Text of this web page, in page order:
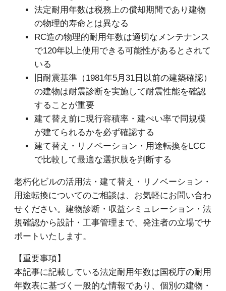
法定耐用年数は税務上の償却期間であり建物
の物理的寿命とは異なる
RC造の物理的耐用年数は適切なメンテナンス
で120年以上使用できる可能性があるとされて
いる
旧耐震基準（1981年5月31日以前の建築確認）
の建物は耐震診断を実施して耐震性能を確認
することが重要
建て替え前に現行容積率・建ぺい率で同規模
が建てられるかを必ず確認する
建て替え・リノベーション・用途転換をLCC
で比較して最適な選択肢を判断する
老朽化ビルの活用法・建て替え・リノベーション・
用途転換についてのご相談は、お気軽にお問い合わ
せください。建物診断・収益シミュレーション・法
規確認から設計・工事管理まで、発注者の立場でサ
ポートいたします。
【重要事項】
本記事に記載している法定耐用年数は国税庁の耐用
年数表に基づく一般的な情報であり、個別の建物・